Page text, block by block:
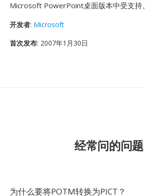
Microsoft PowerPoint桌面版本中受支持。
开发者: Microsoft
首次发布: 2007年1月30日
经常问的问题
为什么要将POTM转换为PICT？